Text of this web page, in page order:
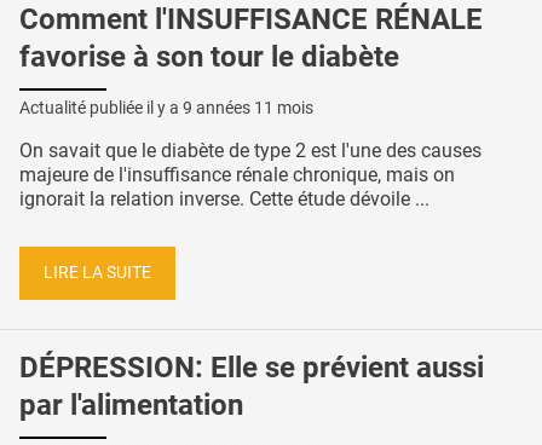
Comment l'INSUFFISANCE RÉNALE
favorise à son tour le diabète
Actualité publiée il y a 9 années 11 mois
On savait que le diabète de type 2 est l'une des causes
majeure de l'insuffisance rénale chronique, mais on
ignorait la relation inverse. Cette étude dévoile ...
LIRE LA SUITE
DÉPRESSION: Elle se prévient aussi
par l'alimentation